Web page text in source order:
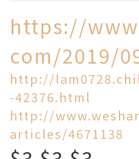
https://
com/2019/
http://
-42376.html
http://
articles/4671138